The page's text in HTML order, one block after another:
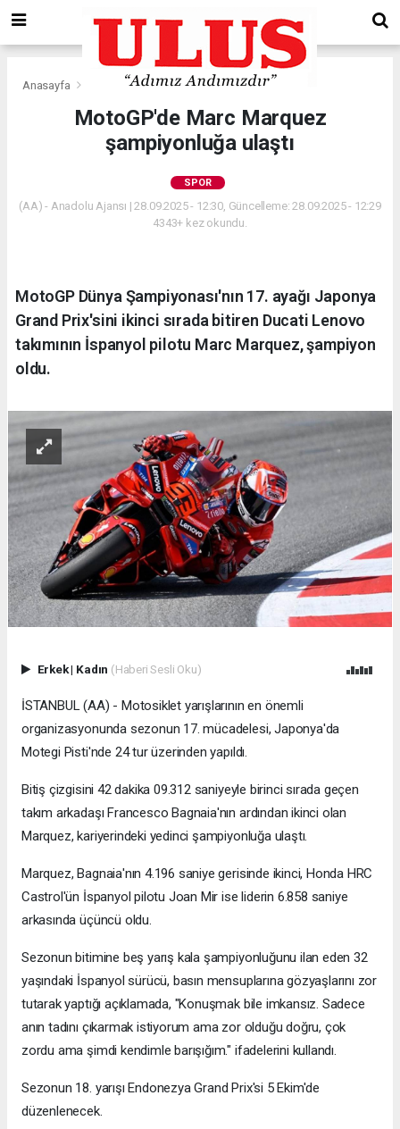
Anasayfa
MotoGP'de Marc Marquez
şampiyonluğa ulaştı
SPOR
(AA) - Anadolu Ajansı | 28.09.2025 - 12:30, Güncelleme: 28.09.2025 - 12:29
4343+ kez okundu.
MotoGP Dünya Şampiyonası'nın 17. ayağı Japonya
Grand Prix'sini ikinci sırada bitiren Ducati Lenovo
takımının İspanyol pilotu Marc Marquez, şampiyon
oldu.
Erkek| Kadın (Haberi Sesli Oku)
İSTANBUL (AA) - Motosiklet yarışlarının en önemli
organizasyonunda sezonun 17. mücadelesi, Japonya'da
Motegi Pisti'nde 24 tur üzerinden yapıldı.
Bitiş çizgisini 42 dakika 09.312 saniyeyle birinci sırada geçen
takım arkadaşı Francesco Bagnaia'nın ardından ikinci olan
Marquez, kariyerindeki yedinci şampiyonluğa ulaştı.
Marquez, Bagnaia'nın 4.196 saniye gerisinde ikinci, Honda HRC
Castrol'ün İspanyol pilotu Joan Mir ise liderin 6.858 saniye
arkasında üçüncü oldu.
Sezonun bitimine beş yarış kala şampiyonluğunu ilan eden 32
yaşındaki İspanyol sürücü, basın mensuplarına gözyaşlarını zor
tutarak yaptığı açıklamada, "Konuşmak bile imkansız. Sadece
anın tadını çıkarmak istiyorum ama zor olduğu doğru, çok
zordu ama şimdi kendimle barışığım." ifadelerini kullandı.
Sezonun 18. yarışı Endonezya Grand Prix'si 5 Ekim'de
düzenlenecek.